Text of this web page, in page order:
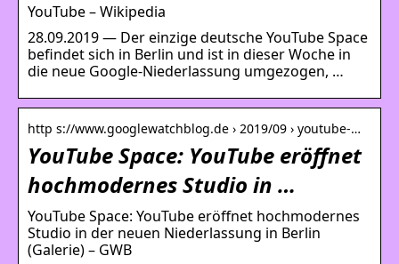
YouTube – Wikipedia
28.09.2019 — Der einzige deutsche YouTube Space
befindet sich in Berlin und ist in dieser Woche in
die neue Google-Niederlassung umgezogen, …
http s://www.googlewatchblog.de › 2019/09 › youtube-…
YouTube Space: YouTube eröffnet
hochmodernes Studio in …
YouTube Space: YouTube eröffnet hochmodernes
Studio in der neuen Niederlassung in Berlin
(Galerie) – GWB